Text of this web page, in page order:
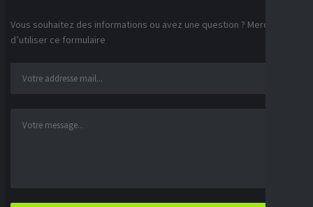
Vous souhaitez des informations ou avez une question ? Merci
d’utiliser ce formulaire